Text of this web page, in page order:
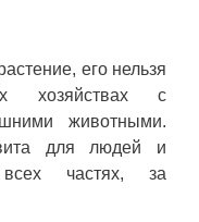
его нельзя
хозяйствах с
животными.
для людей и
частях, за